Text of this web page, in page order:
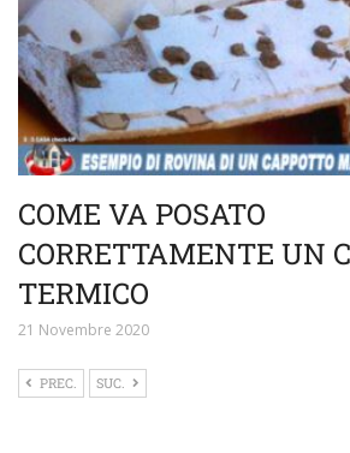
COME VA POSATO
CORRETTAMENTE UN
TERMICO
21 Novembre 2020
PREC. SUC.